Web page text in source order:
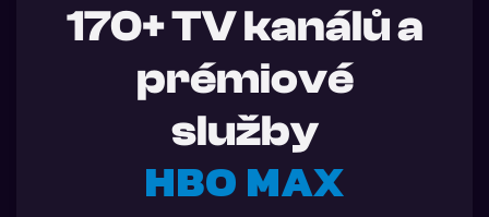
170+ TV kanálů a
prémiové
služby
HBO MAX